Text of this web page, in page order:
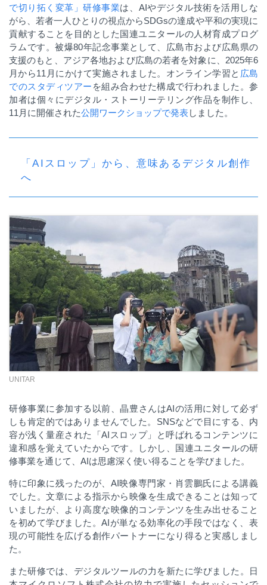
で切り拓く変革」研修事業は、 AIやデジタル技術を活用しな
がら、若者一人ひとりの視点からSDGsの達成や平和の実現に
貢献することを目的とした国連ユニタールの人材育成プログ
ラムです。被爆80年記念事業として、広島市および広島県の
支援のもと、アジア各地および広島の若者を対象に、 2025年6
月から11 月にかけて実施されました。オンライン学習と 広島
でのスタディツアー を組み合わせた構成で行われました。参
加者は個々にデジタル・ストーリーテリング作品を制作し、
11 月に開催された公開ワークショップで発表しました。
「AIスロップ」から、意味あるデジタル創作
へ
UNITAR
研修事業に参加する以前、晶豊さんはAIの活用に対して必ず
しも肯定的ではありませんでした。 SNSなどで目にする、内
容が浅く量産された「AI スロップ」と呼ばれるコンテンツに
違和感を覚えていたからです。しかし、国連ユニタールの研
修事業を通じて、 AIは思慮深く使い得ることを学びました。
特に印象に残ったのが、 AI映像専門家・肖雲鵬氏による講義
でした。文章による指示から映像を生成できることは知って
いましたが、より高度な映像的コンテンツを生み出せること
を初めて学びました。AIが単なる効率化の手段ではなく、表
現の可能性を広げる創作パートナーになり得ると実感しまし
た。
また研修では、デジタルツールの力を新たに学びました。日